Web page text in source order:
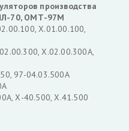
производства
70, ОМТ-97М
Х.01.00.100,
Х.02.00.300А,
97-04.03.500А
Х-40.500, Х.41.500